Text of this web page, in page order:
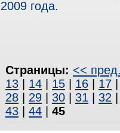
2009 года.
Страницы: <<
13
14 15 16 17
28
29 30 31 32
43
44 45